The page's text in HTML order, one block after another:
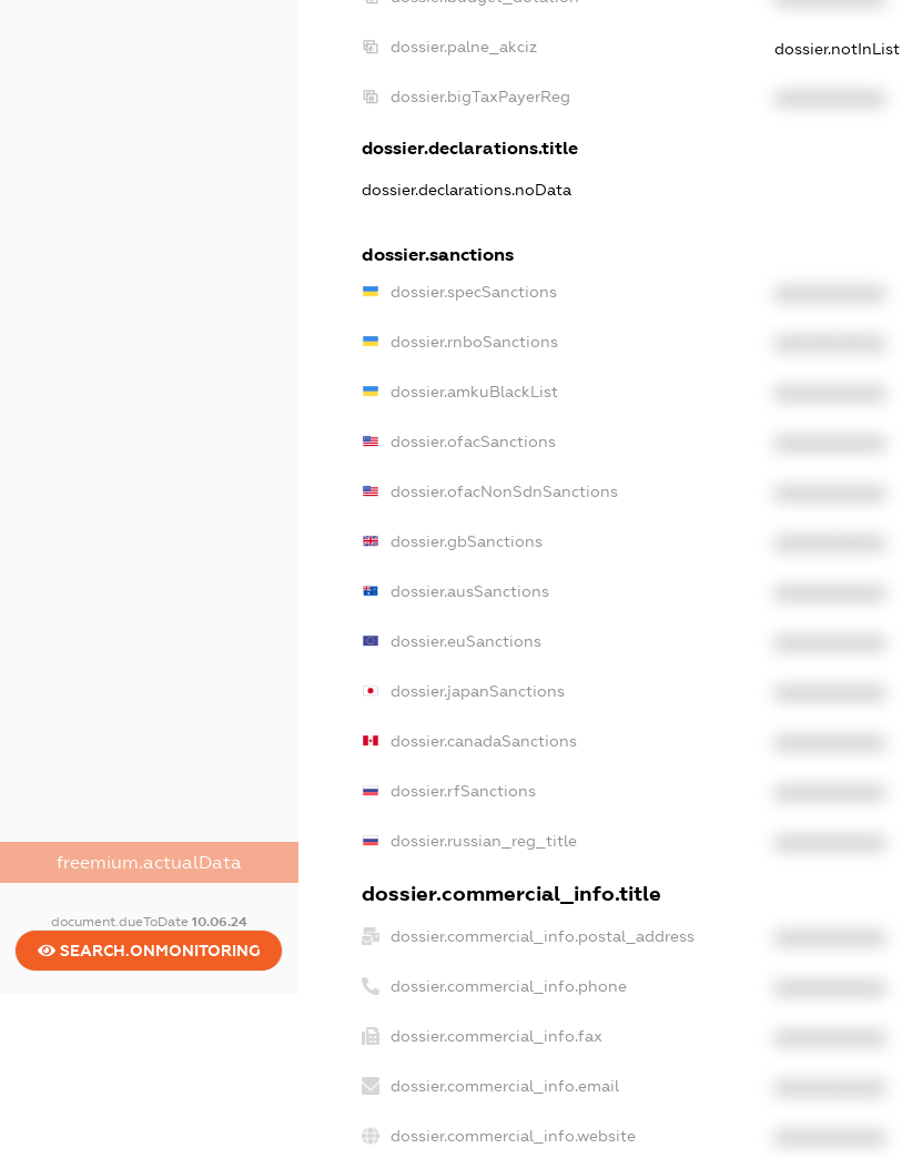
freemium.actualData
document.dueToDate 10.06.24
SEARCH.ONMONITORING
dossier.palne_akciz dossier.notInList
dossier.bigTaxPayerReg
dossier.declarations.title
dossier.declarations.noData
dossier.sanctions
dossier.specSanctions
dossier.rnboSanctions
dossier.amkuBlackList
dossier.ofacSanctions
dossier.ofacNonSdnSanctions
dossier.gbSanctions
dossier.ausSanctions
dossier.euSanctions
dossier.japanSanctions
dossier.canadaSanctions
dossier.rfSanctions
dossier.russian_reg_title
dossier.commercial_info.title
dossier.commercial_info.postal_address
dossier.commercial_info.phone
dossier.commercial_info.fax
dossier.commercial_info.email
dossier.commercial_info.website